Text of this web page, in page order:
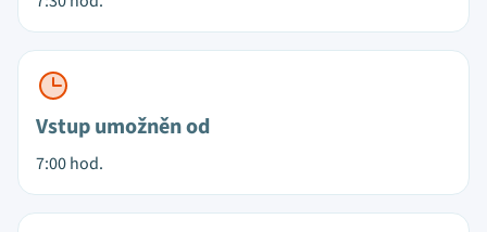
Vstup umožněn od
7:00 hod.